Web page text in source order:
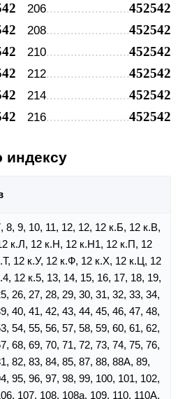
206 452542
208 452542
210 452542
212 452542
214 452542
216 452542
8, 9, 10, 11, 12, 12, 12 к.Б, 12 к.В,
к.Л, 12 к.Н, 12 к.Н1, 12 к.П, 12
12 к.У, 12 к.Ф, 12 к.Х, 12 к.Ц, 12
12 к.5, 13, 14, 15, 16, 17, 18, 19,
26, 27, 28, 29, 30, 31, 32, 33, 34,
40, 41, 42, 43, 44, 45, 46, 47, 48,
54, 55, 56, 57, 58, 59, 60, 61, 62,
68, 69, 70, 71, 72, 73, 74, 75, 76,
82, 83, 84, 85, 87, 88, 88А, 89,
95, 96, 97, 98, 99, 100, 101, 102,
107, 108, 108а, 109, 110, 110А,